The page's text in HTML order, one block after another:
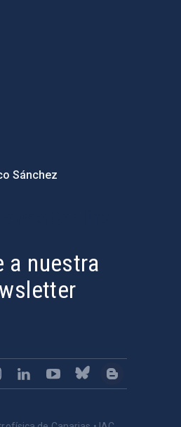
Sánchez
a nuestra